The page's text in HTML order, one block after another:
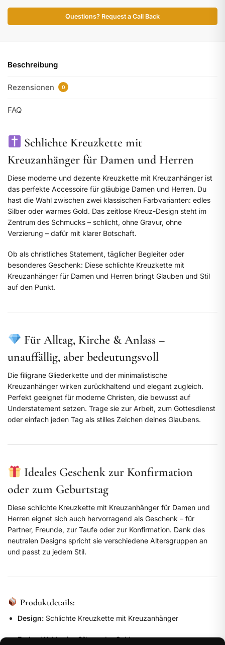
Questions? Request a Call Back
Beschreibung
Rezensionen 0
FAQ
Schlichte Kreuzkette mit
Kreuzanhänger für Damen und Herren
Diese moderne und dezente Kreuzkette mit Kreuzanhänger ist
das perfekte Accessoire für gläubige Damen und Herren. Du
hast die Wahl zwischen zwei klassischen Farbvarianten: edles
Silber oder warmes Gold. Das zeitlose Kreuz-Design steht im
Zentrum des Schmucks – schlicht, ohne Gravur, ohne
Verzierung – dafür mit klarer Botschaft.
Ob als christliches Statement, täglicher Begleiter oder
besonderes Geschenk: Diese schlichte Kreuzkette mit
Kreuzanhänger für Damen und Herren bringt Glauben und Stil
auf den Punkt.
Für Alltag, Kirche & Anlass –
unauffällig, aber bedeutungsvoll
Die filigrane Gliederkette und der minimalistische
Kreuzanhänger wirken zurückhaltend und elegant zugleich.
Perfekt geeignet für moderne Christen, die bewusst auf
Understatement setzen. Trage sie zur Arbeit, zum Gottesdienst
oder einfach jeden Tag als stilles Zeichen deines Glaubens.
Ideales Geschenk zur Konfirmation
oder zum Geburtstag
Diese schlichte Kreuzkette mit Kreuzanhänger für Damen und
Herren eignet sich auch hervorragend als Geschenk – für
Partner, Freunde, zur Taufe oder zur Konfirmation. Dank des
neutralen Designs spricht sie verschiedene Altersgruppen an
und passt zu jedem Stil.
Produktdetails:
Design: Schlichte Kreuzkette mit Kreuzanhänger
Farbe:Wahlweise Silber oder Gold